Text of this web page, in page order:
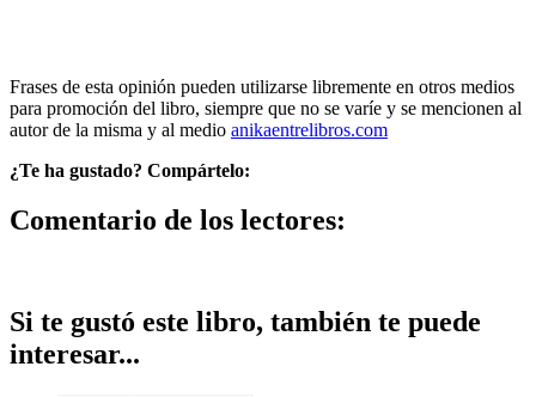
Frases de esta opinión pueden utilizarse libremente en otros medios
para promoción del libro, siempre que no se varíe y se mencionen al
autor de la misma y al medio anikaentrelibros.com
¿Te ha gustado? Compártelo:
Comentario de los lectores:
Si te gustó este libro, también te puede
interesar...